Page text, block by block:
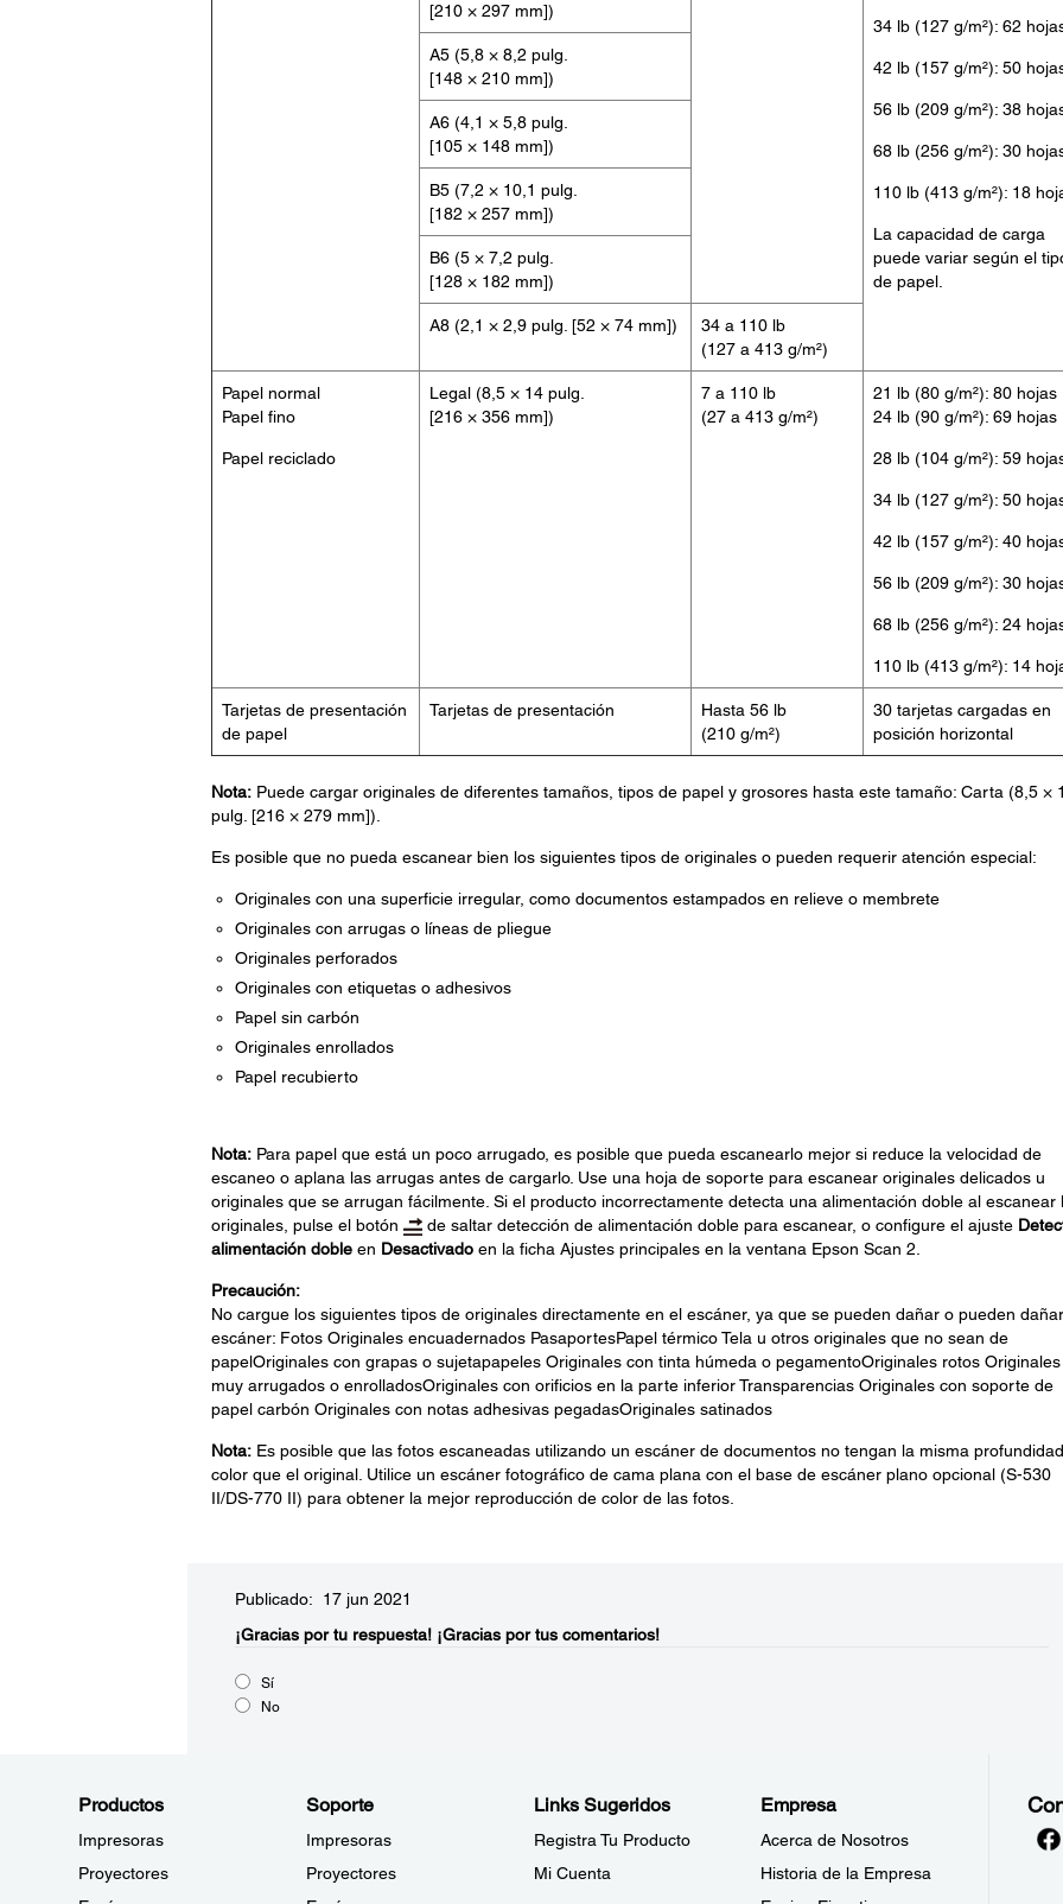
34 lb (127 g/m²): 62
42 lb (157 g/m²): 50
56 lb (209 g/m²): 38
68 lb (256 g/m²): 30
110 lb (413 g/m²): 18
La capacidad de carga
puede variar según el
de papel.
[210 × 297 mm])
A5 (5,8 × 8,2 pulg.
[148 × 210 mm])
A6 (4,1 × 5,8 pulg.
[105 × 148 mm])
B5 (7,2 × 10,1 pulg.
[182 × 257 mm])
B6 (5 × 7,2 pulg.
[128 × 182 mm])
A8 (2,1 × 2,9 pulg. [52 × 74 mm])
34 a 110 lb
(127 a 413 g/m²)
Papel normal
Papel fino
Papel reciclado
Legal (8,5 × 14 pulg.
[216 × 356 mm])
7 a 110 lb
(27 a 413 g/m²)
21 lb (80 g/m²): 80 hojas
24 lb (90 g/m²): 69 hojas
28 lb (104 g/m²): 59
34 lb (127 g/m²): 50
42 lb (157 g/m²): 40
56 lb (209 g/m²): 30
68 lb (256 g/m²): 24
110 lb (413 g/m²): 14
Tarjetas de presentación
de papel
Tarjetas de presentación
Hasta 56 lb
(210 g/m²)
30 tarjetas cargadas en
posición horizontal
Nota:Puede cargar originales de diferentes tamaños, tipos de papel y grosores hasta este tamaño: Carta (8,5 ×
pulg. [216 × 279 mm]).
Es posible que no pueda escanear bien los siguientes tipos de originales o pueden requerir atención especial:
Originales con una superficie irregular, como documentos estampados en relieve o membrete
Originales con arrugas o líneas de pliegue
Originales perforados
Originales con etiquetas o adhesivos
Papel sin carbón
Originales enrollados
Papel recubierto
Nota:Para papel que está un poco arrugado, es posible que pueda escanearlo mejor si reduce la velocidad de
escaneo o aplana las arrugas antes de cargarlo. Use una hoja de soporte para escanear originales delicados u
originales que se arrugan fácilmente. Si el producto incorrectamente detecta una alimentación doble al escanear
originales, pulse el botón
de saltar detección de alimentación doble para escanear, o configure el ajuste
alimentación dobleen Desactivadoen la ficha Ajustes principales en la ventana Epson Scan 2.
Precaución:
No cargue los siguientes tipos de originales directamente en el escáner, ya que se pueden dañar o pueden
escáner: Fotos Originales encuadernados PasaportesPapel térmico Tela u otros originales que no sean de
papelOriginales con grapas o sujetapapeles Originales con tinta húmeda o pegamentoOriginales rotos Originales
muy arrugados o enrolladosOriginales con orificios en la parte inferior Transparencias Originales con soporte de
papel carbón Originales con notas adhesivas pegadasOriginales satinados
Nota:Es posible que las fotos escaneadas utilizando un escáner de documentos no tengan la misma
color que el original. Utilice un escáner fotográfico de cama plana con el base de escáner plano opcional (S-530
II/DS-770 II) para obtener la mejor reproducción de color de las fotos.
Publicado: 17 jun 2021
¡Gracias por tu respuesta! ¡Gracias por tus comentarios!
Sí
No
Productos
Impresoras
Proyectores
Soporte
Impresoras
Proyectores
Links Sugeridos
Registra Tu Producto
Mi Cuenta
Empresa
Acerca de Nosotros
Historia de la Empresa